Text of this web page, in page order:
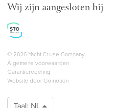
Wij zijn aangesloten bij
Copyright navigation
© 2026 Yacht Cruise Company
Algemene voorwaarden
Garantieregeling
Website door Gomotion